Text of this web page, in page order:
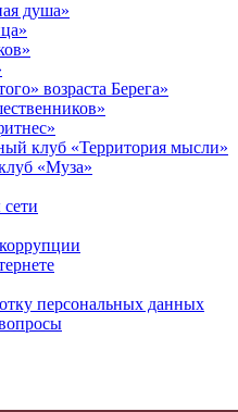
душа»
возраста Берега»
клуб «Территория мысли»
«Муза»
персональных данных